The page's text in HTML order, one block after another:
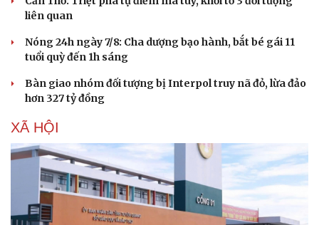
liên quan
Nóng 24h ngày 7/8: Cha dượng bạo hành, bắt bé gái 11
tuổi quỳ đến 1h sáng
Bàn giao nhóm đối tượng bị Interpol truy nã đỏ, lừa đảo
hơn 327 tỷ đồng
XÃ HỘI